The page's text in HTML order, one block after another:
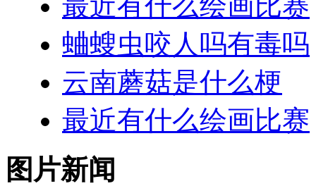
最近有什么绘画比赛
蛐螋虫咬人吗有毒吗
云南蘑菇是什么梗
最近有什么绘画比赛
图片新闻